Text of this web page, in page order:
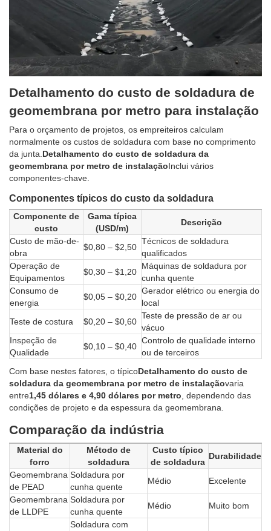
Detalhamento do custo de soldadura de
geomembrana por metro para instalação
Para o orçamento de projetos, os empreiteiros calculam
normalmente os custos de soldadura com base no comprimento
da junta. Detalhamento do custo de soldadura da
geomembrana por metro de instalaçãoInclui vários
componentes-chave.
Componentes típicos do custo da soldadura
Componente de
custo
Gama típica
(USD/m)
Descrição
Custo de mão-de-
obra
$0,80 – $2,50
Técnicos de soldadura
qualificados
Operação de
Equipamentos
$0,30 – $1,20
Máquinas de soldadura por
cunha quente
Consumo de
energia
$0,05 – $0,20
Gerador elétrico ou energia do
local
Teste de costura
$0,20 – $0,60
Teste de pressão de ar ou
vácuo
Inspeção de
Qualidade
$0,10 – $0,40
Controlo de qualidade interno
ou de terceiros
Com base nestes fatores, o típicoDetalhamento do custo de
soldadura da geomembrana por metro de instalaçãovaria
entre1,45 dólares e 4,90 dólares por metro , dependendo das
condições de projeto e da espessura da geomembrana.
Comparação da indústria
Material do
forro
Método de
soldadura
Custo típico
de soldadura
Durabilidade
Geomembrana
de PEAD
Soldadura por
cunha quente
Médio
Excelente
Geomembrana
de LLDPE
Soldadura por
cunha quente
Médio
Muito bom
Soldadura com